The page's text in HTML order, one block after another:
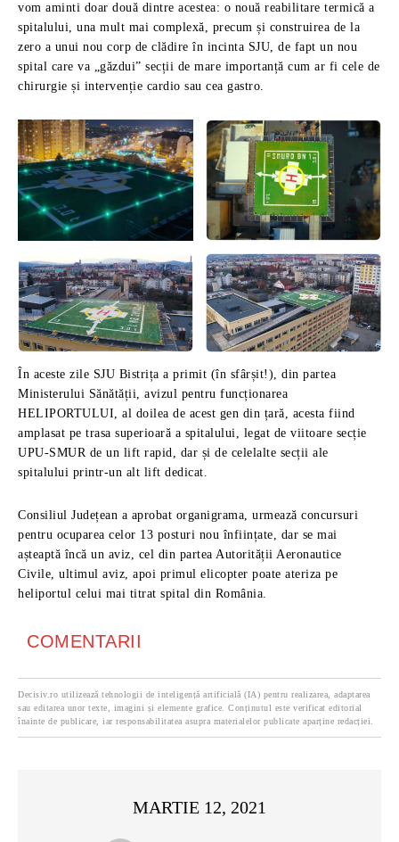
vom aminti doar două dintre acestea: o nouă reabilitare termică a
spitalului, una mult mai complexă, precum și construirea de la
zero a unui nou corp de clădire în incinta SJU, de fapt un nou
spital care va „găzdui” secții de mare importanță cum ar fi cele de
chirurgie și intervenție cardio sau cea gastro.
În aceste zile SJU Bistrița a primit (în sfârșit!), din partea
Ministerului Sănătății, avizul pentru funcționarea
HELIPORTULUI, al doilea de acest gen din țară, acesta fiind
amplasat pe trasa superioară a spitalului, legat de viitoare secție
UPU-SMUR de un lift rapid, dar și de celelalte secții ale
spitalului printr-un alt lift dedicat.
Consiliul Județean a aprobat organigrama, urmează concursuri
pentru ocuparea celor 13 posturi nou înființate, dar se mai
așteaptă încă un aviz, cel din partea Autorității Aeronautice
Civile, ultimul aviz, apoi primul elicopter poate ateriza pe
heliportul celui mai titrat spital din România.
COMENTARII
Decisiv.ro utilizează tehnologii de inteligență artificială (IA) pentru realizarea, adaptarea
sau editarea unor texte, imagini și elemente grafice. Conținutul este verificat editorial
înainte de publicare, iar responsabilitatea asupra materialelor publicate aparține redacției.
MARTIE 12, 2021